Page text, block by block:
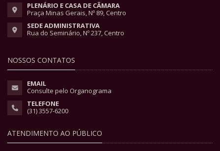
PLENÁRIO E CASA DE CÂMARA
Praça Minas Gerais, Nº 89, Centro
SEDE ADMINISTRATIVA
Rua do Seminário, Nº 237, Centro
NOSSOS CONTATOS
EMAIL
Consulte pelo Organograma
TELEFONE
(31) 3557-6200
ATENDIMENTO AO PÚBLICO